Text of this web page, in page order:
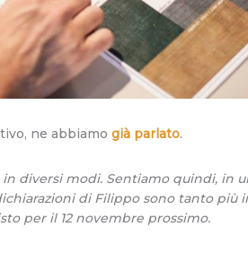
ne abbiamogià parlato.
diversi modi. Sentiamo quindi, in
di Filippo sono tanto
per il 12 novembre prossimo.